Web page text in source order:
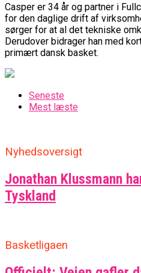
Casper er 34 år og partner i
for den daglige drift af
sørger for at al det tekniske
Derudover bidrager han med
primært dansk basket.
Seneste
Mest læste
Nyhedsoversigt
Jonathan Klussmann
Tyskland
Basketligaen